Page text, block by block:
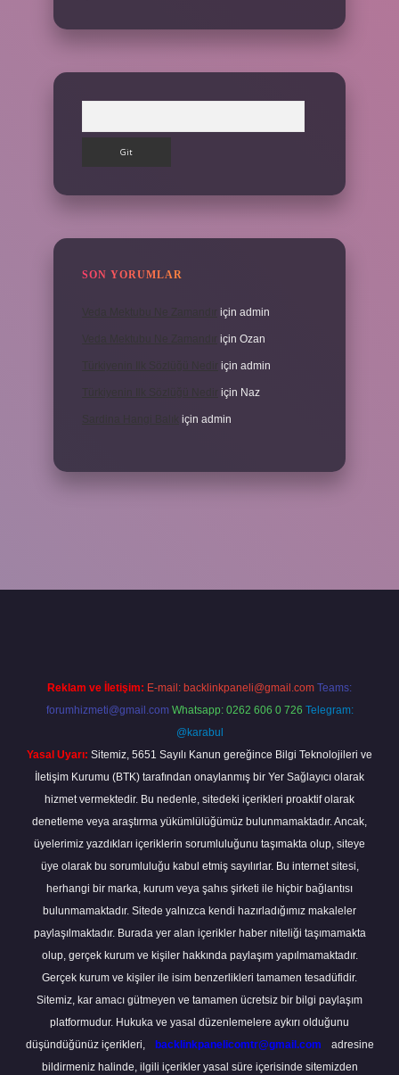
SON YORUMLAR
için admin
için Ozan
için admin
için Naz
için admin
Reklam ve İletişim: E-mail: backlinkpaneli@gmail.com Teams:
forumhizmeti@gmail.com Whatsapp: 0262 606 0 726 Telegram:
@karabul
Yasal Uyarı: Sitemiz, 5651 Sayılı Kanun gereğince Bilgi Teknolojileri ve
İletişim Kurumu (BTK) tarafından onaylanmış bir Yer Sağlayıcı olarak
hizmet vermektedir. Bu nedenle, sitedeki içerikleri proaktif olarak
denetleme veya araştırma yükümlülüğümüz bulunmamaktadır. Ancak,
üyelerimiz yazdıkları içeriklerin sorumluluğunu taşımakta olup, siteye
üye olarak bu sorumluluğu kabul etmiş sayılırlar. Bu internet sitesi,
herhangi bir marka, kurum veya şahıs şirketi ile hiçbir bağlantısı
bulunmamaktadır. Sitede yalnızca kendi hazırladığımız makaleler
paylaşılmaktadır. Burada yer alan içerikler haber niteliği taşımamakta
olup, gerçek kurum ve kişiler hakkında paylaşım yapılmamaktadır.
Gerçek kurum ve kişiler ile isim benzerlikleri tamamen tesadüfidir.
Sitemiz, kar amacı gütmeyen ve tamamen ücretsiz bir bilgi paylaşım
platformudur. Hukuka ve yasal düzenlemelere aykırı olduğunu
düşündüğünüz içerikleri,
backlinkpanelicomtr@gmail.com
adresine
bildirmeniz halinde, ilgili içerikler yasal süre içerisinde sitemizden